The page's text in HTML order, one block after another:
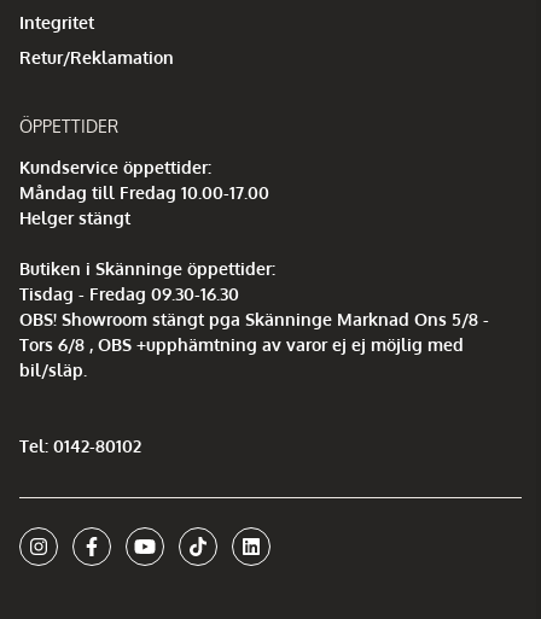
Integritet
Retur/Reklamation
ÖPPETTIDER
Kundservice öppettider:
Måndag till Fredag 10.00-17.00
Helger stängt
Butiken i Skänninge öppettider:
Tisdag - Fredag 09.30-16.30
OBS! Showroom stängt pga Skänninge Marknad Ons 5/8 -
Tors 6/8 , OBS +upphämtning av varor ej ej möjlig med
bil/släp.
Tel: 0142-80102